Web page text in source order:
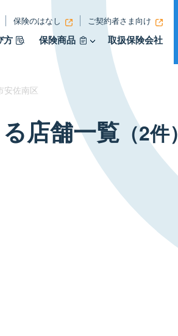
保険のはなし ご契約者さま向け
方 保険商品 取扱保険会社
安佐南区
店舗⼀覧 （2件）